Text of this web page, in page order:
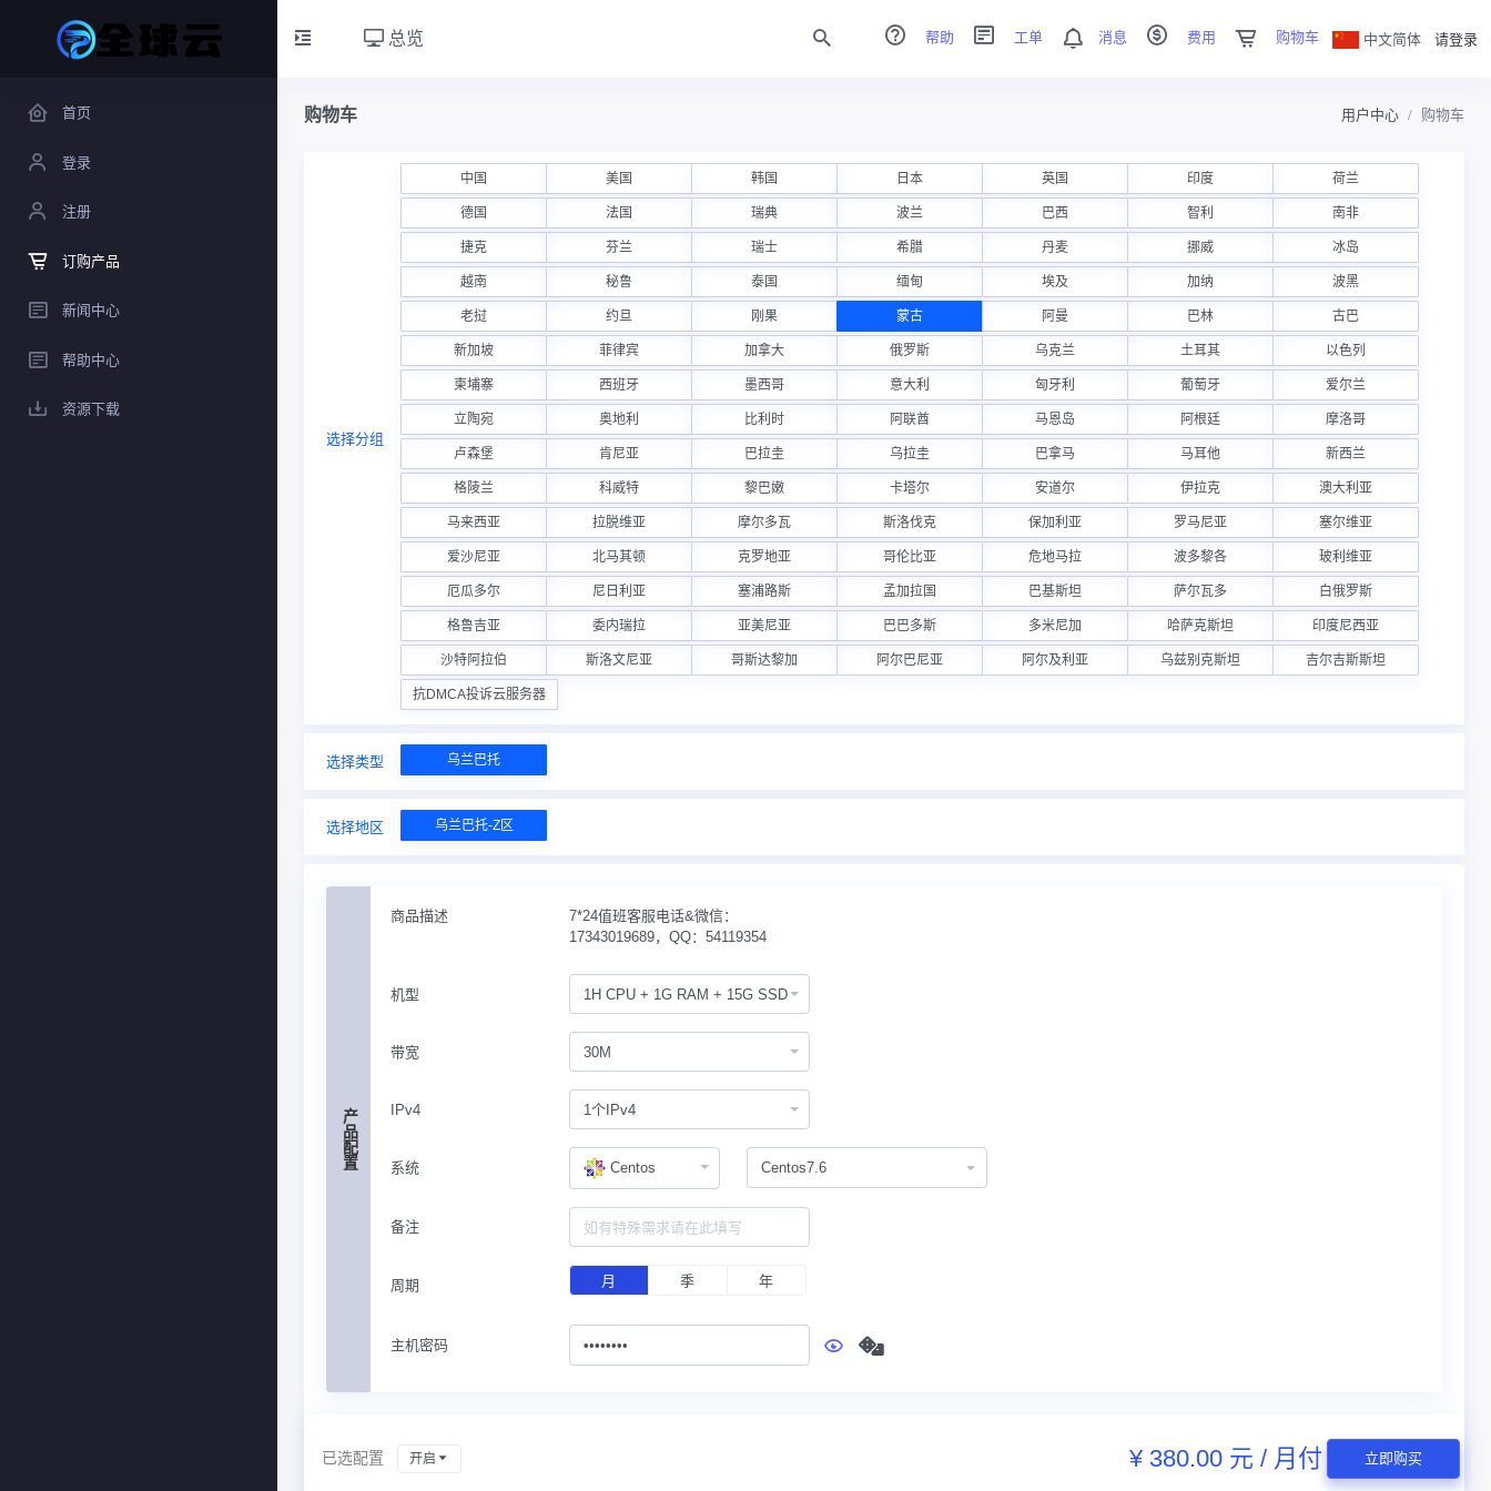
总览 帮助 工单 消息 费用 购物车 中文简体 请登录
首页
登录
注册
订购产品
新闻中心
帮助中心
资源下载
购物车 用户中心 购物车
选择分组
中国 美国 韩国 日本 英国 印度 荷兰
德国 法国 瑞典 波兰 巴西 智利 南非
捷克 芬兰 瑞士 希腊 丹麦 挪威 冰岛
越南 秘鲁 泰国 缅甸 埃及 加纳 波黑
老挝 约旦 刚果 蒙古 阿曼 巴林 古巴
新加坡 菲律宾 加拿大 俄罗斯 乌克兰 土耳其 以色列
柬埔寨 西班牙 墨西哥 意大利 匈牙利 葡萄牙 爱尔兰
立陶宛 奥地利 比利时 阿联酋 马恩岛 阿根廷 摩洛哥
卢森堡 肯尼亚 巴拉圭 乌拉圭 巴拿马 马耳他 新西兰
格陵兰 科威特 黎巴嫩 卡塔尔 安道尔 伊拉克 澳大利亚
马来西亚 拉脱维亚 摩尔多瓦 斯洛伐克 保加利亚 罗马尼亚 塞尔维亚
爱沙尼亚 北马其顿 克罗地亚 哥伦比亚 危地马拉 波多黎各 玻利维亚
厄瓜多尔 尼日利亚 塞浦路斯 孟加拉国 巴基斯坦 萨尔瓦多 白俄罗斯
格鲁吉亚 委内瑞拉 亚美尼亚 巴巴多斯 多米尼加 哈萨克斯坦 印度尼西亚
沙特阿拉伯 斯洛文尼亚 哥斯达黎加 阿尔巴尼亚 阿尔及利亚 乌兹别克斯坦 吉尔吉斯斯坦
抗DMCA投诉云服务器
选择类型 乌兰巴托
选择地区 乌兰巴托-Z区
产品配置
商品描述
7*24值班客服电话&微信：
17343019689，QQ：54119354
机型 1H CPU + 1G RAM + 15G SSD
带宽 30M
IPv4 1个IPv4
系统 Centos
备注
周期 月 季 年
主机密码
已选配置 开启 ¥ 380.00 元 / 月付 立即购买